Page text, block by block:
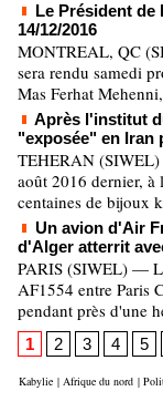
Le Président de
14/12/2016
MONTREAL, QC
sera rendu samedi
Mas Ferhat
Après l'institut
"exposée" en Iran
TEHERAN
août 2016 dernier,
centaines de bijoux
Un avion d'Air
d'Alger atterrit
PARIS (SIWEL) —
AF1554 entre Paris
pendant près d'une
1 2 3 4 5
Kabylie | Afrique du nord |